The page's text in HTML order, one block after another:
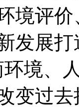
境评
发展
境、
变过